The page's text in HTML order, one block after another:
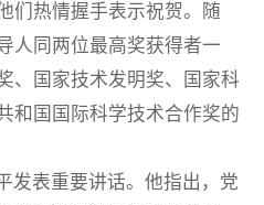
们热情握手表示祝贺。随
人同两位最高奖获得者一
、国家技术发明奖、国家科
和国国际科学技术合作奖的
发表重要讲话。他指出，党